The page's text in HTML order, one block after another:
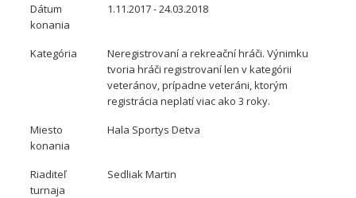
Dátum
konania
1.11.2017 - 24.03.2018
Kategória
Neregistrovaní a rekreační hráči. Výnimku
tvoria hráči registrovaní len v kategórii
veteránov, prípadne veteráni, ktorým
registrácia neplatí viac ako 3 roky.
Miesto
konania
Hala Sportys Detva
Riaditeľ
turnaja
Sedliak Martin